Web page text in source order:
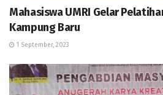
Mahasiswa UMRI Gelar
Kampung Baru
1 September, 2023